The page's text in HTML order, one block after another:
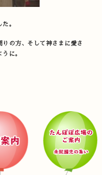
。
の方、そして神さまに愛さ
に。